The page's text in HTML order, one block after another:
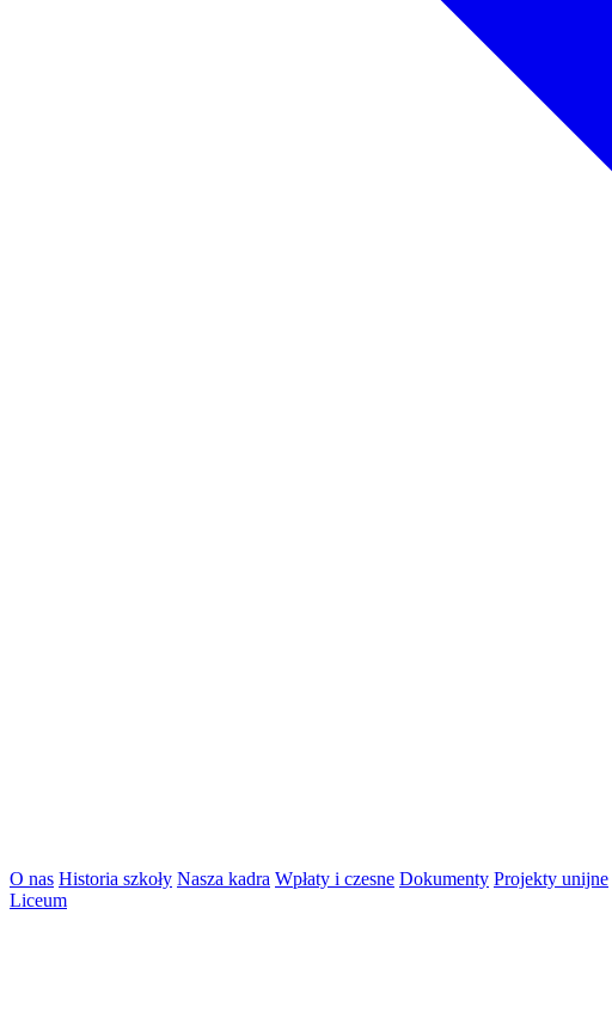
O nas Historia szkoły Nasza kadra Wpłaty i czesne Dokumenty Projekty unijne
Liceum